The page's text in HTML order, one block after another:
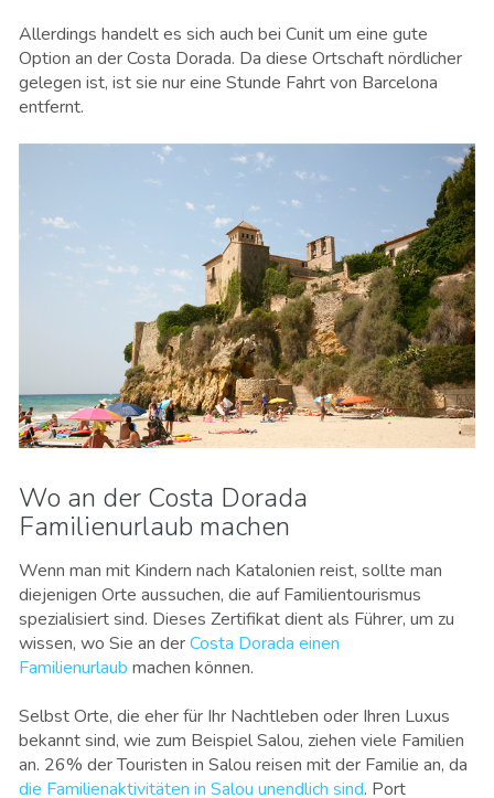
Allerdings handelt es sich auch bei Cunit um eine gute
Option an der Costa Dorada. Da diese Ortschaft nördlicher
gelegen ist, ist sie nur eine Stunde Fahrt von Barcelona
entfernt.
Wo an der Costa Dorada
Familienurlaub machen
Wenn man mit Kindern nach Katalonien reist, sollte man
diejenigen Orte aussuchen, die auf Familientourismus
spezialisiert sind. Dieses Zertifikat dient als Führer, um zu
wissen, wo Sie an derCosta Dorada einen
Familienurlaub machen können.
Selbst Orte, die eher für Ihr Nachtleben oder Ihren Luxus
bekannt sind, wie zum Beispiel Salou, ziehen viele Familien
an. 26% der Touristen in Salou reisen mit der Familie an, da
die Familienaktivitäten in Salou unendlich sind. Port